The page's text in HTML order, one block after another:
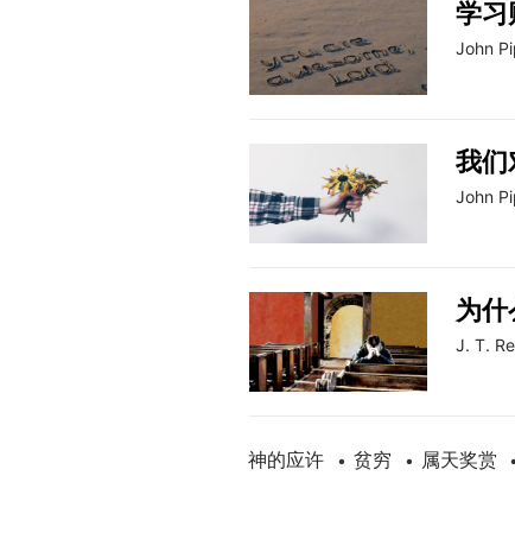
学习
John
我们
John
为
J. T.
神的应许 • 贫穷 • 属天奖赏 •